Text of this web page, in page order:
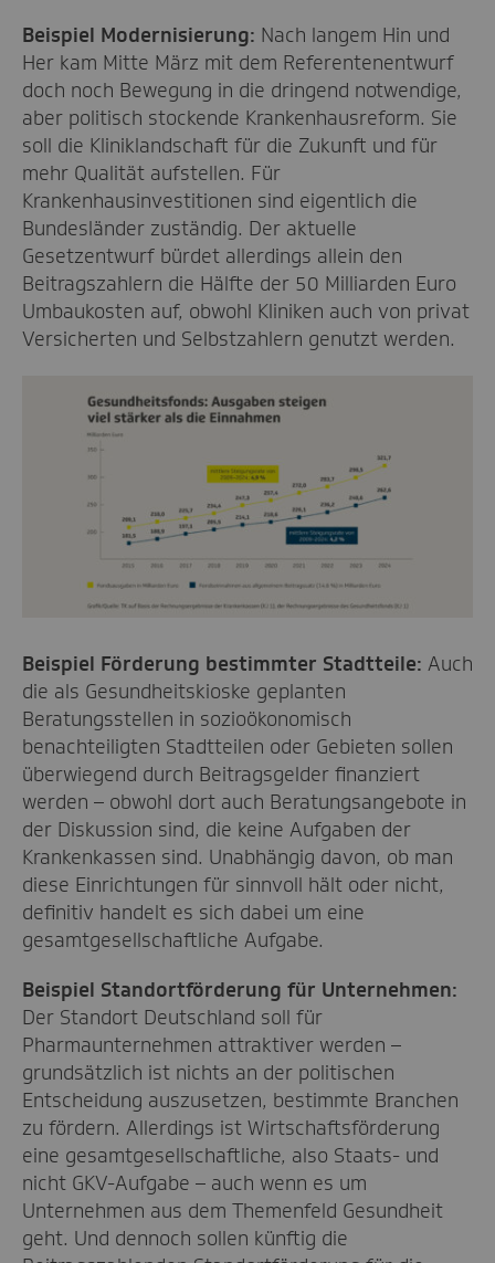
Beispiel Modernisierung: Nach langem Hin und
Her kam Mitte März mit dem Referentenentwurf
doch noch Bewegung in die dringend notwendige,
aber politisch stockende Krankenhausreform. Sie
soll die Kliniklandschaft für die Zukunft und für
mehr Qualität aufstellen. Für
Krankenhausinvestitionen sind eigentlich die
Bundesländer zuständig. Der aktuelle
Gesetzentwurf bürdet allerdings allein den
Beitragszahlern die Hälfte der 50 Milliarden Euro
Umbaukosten auf, obwohl Kliniken auch von privat
Versicherten und Selbstzahlern genutzt werden.
Beispiel Förderung bestimmter Stadtteile: Auch
die als Gesundheitskioske geplanten
Beratungsstellen in sozioökonomisch
benachteiligten Stadtteilen oder Gebieten sollen
überwiegend durch Beitragsgelder finanziert
werden – obwohl dort auch Beratungsangebote in
der Diskussion sind, die keine Aufgaben der
Krankenkassen sind. Unabhängig davon, ob man
diese Einrichtungen für sinnvoll hält oder nicht,
definitiv handelt es sich dabei um eine
gesamtgesellschaftliche Aufgabe.
Beispiel Standortförderung für Unternehmen:
Der Standort Deutschland soll für
Pharmaunternehmen attraktiver werden –
grundsätzlich ist nichts an der politischen
Entscheidung auszusetzen, bestimmte Branchen
zu fördern. Allerdings ist Wirtschaftsförderung
eine gesamtgesellschaftliche, also Staats- und
nicht GKV-Aufgabe – auch wenn es um
Unternehmen aus dem Themenfeld Gesundheit
geht. Und dennoch sollen künftig die